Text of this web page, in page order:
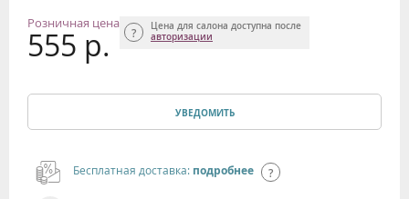
Розничная цена
555 р.
Цена для салона доступна после
авторизации
УВЕДОМИТЬ
Бесплатная доставка: подробнее